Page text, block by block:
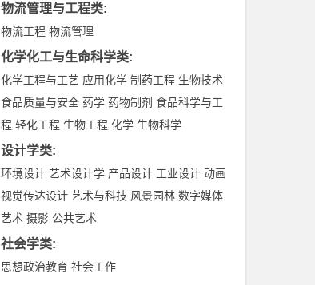
物流管理与工程类:
物流工程 物流管理
化学化工与生命科学类:
化学工程与工艺 应用化学 制药工程 生物技术
食品质量与安全 药学 药物制剂 食品科学与工
程 轻化工程 生物工程 化学 生物科学
设计学类:
环境设计 艺术设计学 产品设计 工业设计 动画
视觉传达设计 艺术与科技 风景园林 数字媒体
艺术 摄影 公共艺术
社会学类:
思想政治教育 社会工作